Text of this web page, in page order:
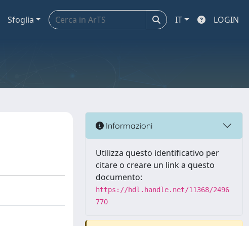
Sfoglia IT LOGIN
Informazioni
Utilizza questo identificativo per
citare o creare un link a questo
documento:
https://hdl.handle.net/11368/2496
770